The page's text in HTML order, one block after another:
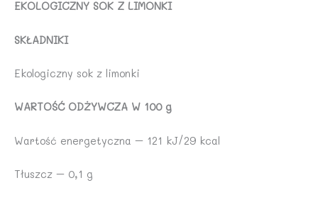
EKOLOGICZNY SOK Z LIMONKI
SKŁADNIKI
Ekologiczny sok z limonki
WARTOŚĆ ODŻYWCZA W 100 g
Wartość energetyczna – 121 kJ/29 kcal
Tłuszcz – 0,1 g